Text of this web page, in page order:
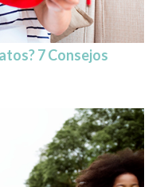
7 Consejos